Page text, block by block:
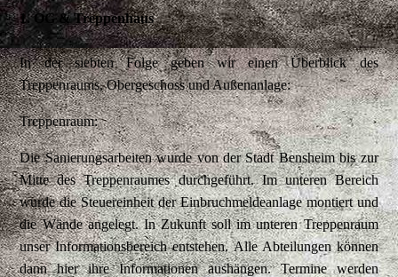
1. OG & Treppenhaus
In der siebten Folge geben wir einen Überblick des
Treppenraums, Obergeschoss und Außenanlage:
Treppenraum:
Die Sanierungsarbeiten wurde von der Stadt Bensheim bis zur
Mitte des Treppenraumes durchgeführt. Im unteren Bereich
wurde die Steuereinheit der Einbruchmeldeanlage montiert und
die Wände angelegt. In Zukunft soll im unteren Treppenraum
unser Informationsbereich entstehen. Alle Abteilungen können
dann hier ihre Informationen aushängen. Termine werden